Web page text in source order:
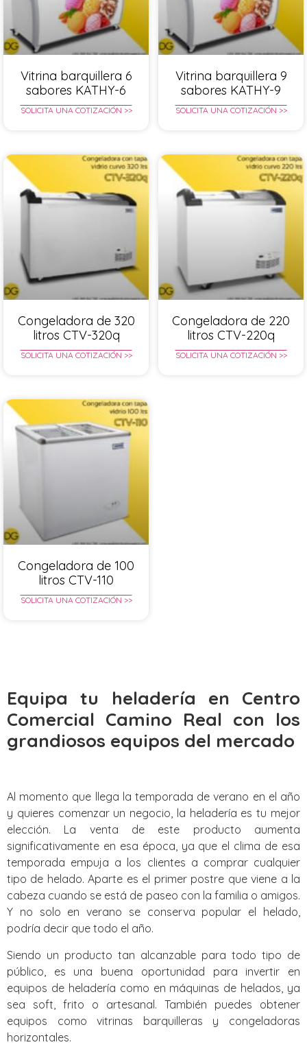
Vitrina barquillera 6
sabores KATHY-6
SOLICITA UNA COTIZACIÓN >>
Vitrina barquillera 9
sabores KATHY-9
SOLICITA UNA COTIZACIÓN >>
Congeladora de 320
litros CTV-320q
SOLICITA UNA COTIZACIÓN >>
Congeladora de 220
litros CTV-220q
SOLICITA UNA COTIZACIÓN >>
Congeladora de 100
litros CTV-110
SOLICITA UNA COTIZACIÓN >>
Equipa tu heladería en Centro
Comercial Camino Real con los
grandiosos equipos del mercado
Al momento que llega la temporada de verano en el año
y quieres comenzar un negocio, la heladería es tu mejor
elección. La venta de este producto aumenta
significativamente en esa época, ya que el clima de esa
temporada empuja a los clientes a comprar cualquier
tipo de helado. Aparte es el primer postre que viene a la
cabeza cuando se está de paseo con la familia o amigos.
Y no solo en verano se conserva popular el helado,
podría decir que todo el año.
Siendo un producto tan alcanzable para todo tipo de
público, es una buena oportunidad para invertir en
equipos de heladería como en máquinas de helados, ya
sea soft, frito o artesanal. También puedes obtener
equipos como vitrinas barquilleras y congeladoras
horizontales.